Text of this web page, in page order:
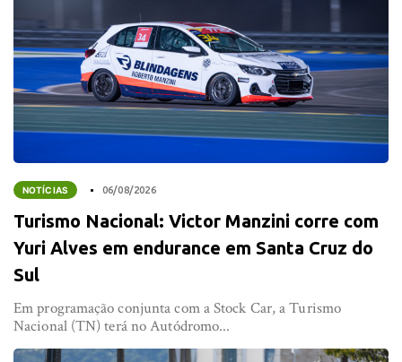
NOTÍCIAS 06/08/2026
Turismo Nacional: Victor Manzini corre com
Yuri Alves em endurance em Santa Cruz do
Sul
Em programação conjunta com a Stock Car, a Turismo
Nacional (TN) terá no Autódromo...